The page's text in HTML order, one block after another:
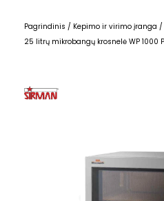
Pagrindinis / Kepimo ir virimo įranga /
25 litrų mikrobangų krosnelė WP 1000